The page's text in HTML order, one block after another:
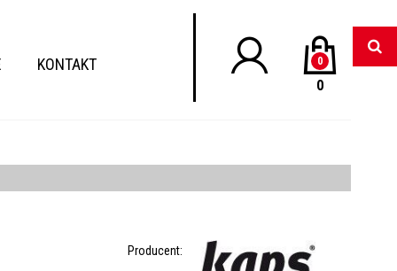
KONTAKT 0
0
Producent: